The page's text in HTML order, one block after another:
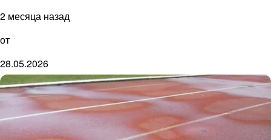
2 месяца назад
от
28.05.2026